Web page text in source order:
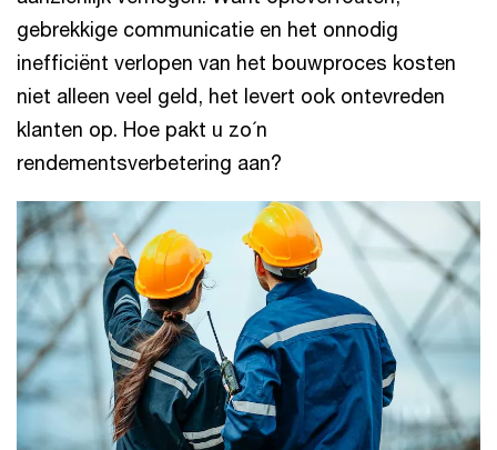
gebrekkige communicatie en het onnodig
inefficiënt verlopen van het bouwproces kosten
niet alleen veel geld, het levert ook ontevreden
klanten op. Hoe pakt u zo´n
rendementsverbetering aan?